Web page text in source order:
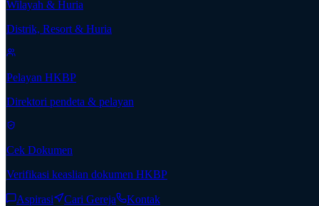
Wilayah & Huria
Distrik, Resort & Huria
Pelayan HKBP
Direktori pendeta & pelayan
Cek Dokumen
Verifikasi keaslian dokumen HKBP
Aspirasi Cari Gereja
Kontak